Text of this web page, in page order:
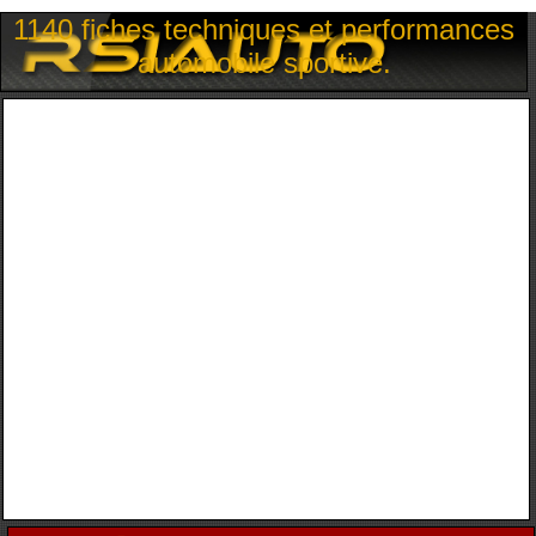
1140 fiches techniques et performances
automobile sportive.